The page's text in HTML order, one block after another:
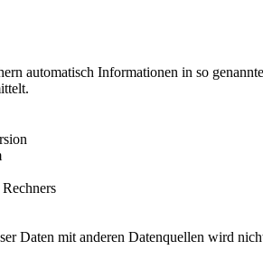
automatisch Informationen in so
Daten mit anderen Datenquellen wird